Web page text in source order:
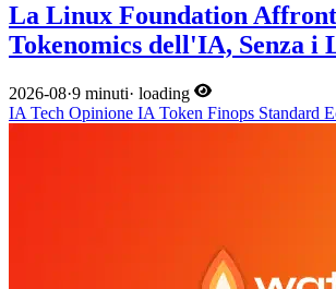
La Linux Foundation
Tokenomics dell'IA, Senza i
2026-08·9 minuti· loading
IA Tech Opinione IA Token Finops Standard